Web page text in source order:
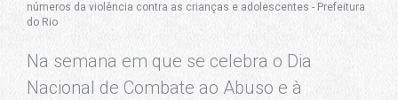
números da violência contra as crianças e adolescentes - Prefeitura
do Rio
Na semana em que se celebra o Dia
Nacional de Combate ao Abuso e à